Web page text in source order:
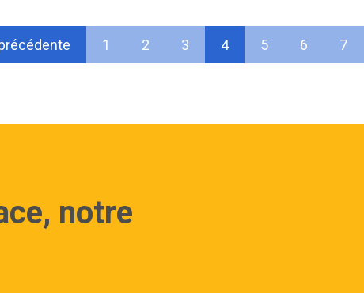
1 2 3 4 5 6 7
notre